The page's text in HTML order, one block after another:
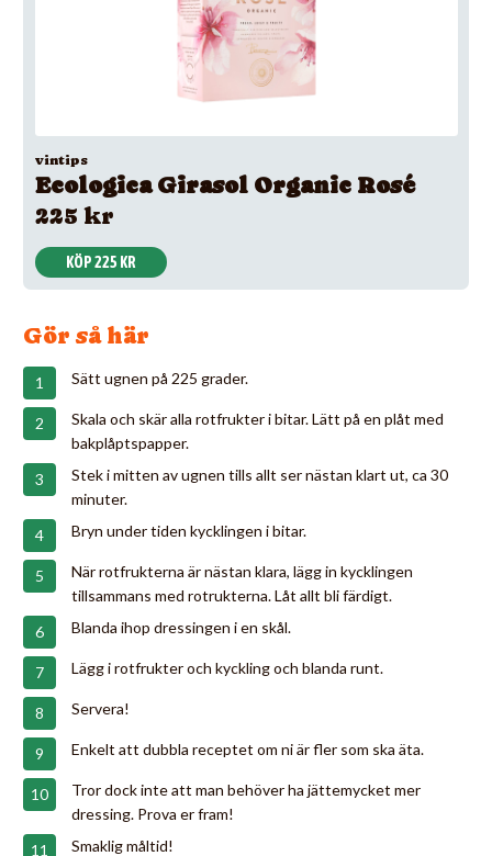
vintips
Ecologica Girasol Organic Rosé
225 kr
KÖP 225 KR
Gör så här
Sätt ugnen på 225 grader.
Skala och skär alla rotfrukter i bitar. Lätt på en plåt med
bakplåptspapper.
Stek i mitten av ugnen tills allt ser nästan klart ut, ca 30
minuter.
Bryn under tiden kycklingen i bitar.
När rotfrukterna är nästan klara, lägg in kycklingen
tillsammans med rotrukterna. Låt allt bli färdigt.
Blanda ihop dressingen i en skål.
Lägg i rotfrukter och kyckling och blanda runt.
Servera!
Enkelt att dubbla receptet om ni är fler som ska äta.
Tror dock inte att man behöver ha jättemycket mer
dressing. Prova er fram!
Smaklig måltid!